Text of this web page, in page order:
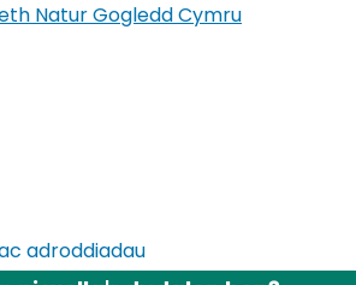
Natur Gogledd Cymru
adroddiadau